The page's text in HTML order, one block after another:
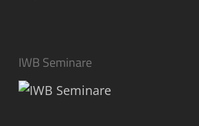
IWB Seminare